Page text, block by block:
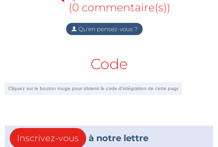
Malheureusement, l'impression de robustesse est
quelque peu diminuée par la carte Arduino Nano
ESP32, qui montre des composants électroniques
la carte Nano est amovible, mais c'est aussi le
contrôleur principal qui fournit le Wi-Fi et le
(0 commentaire(s))
Qu'en pensez-vous ?
Code
Inscrivez-vous
à notre lettre